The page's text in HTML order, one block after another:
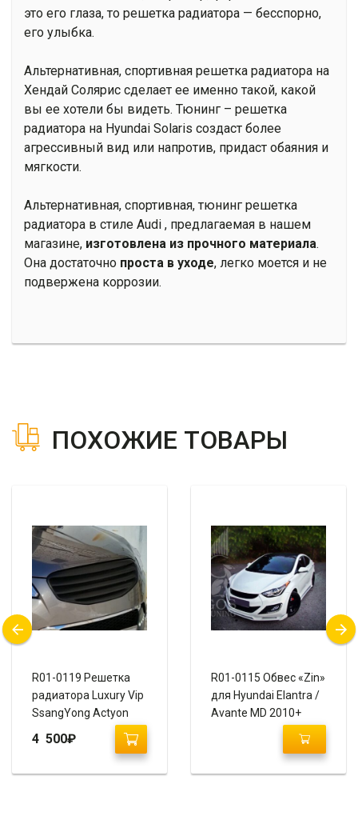
это его глаза, то решетка радиатора — бесспорно,
его улыбка.
Альтернативная, спортивная решетка радиатора на
Хендай Солярис сделает ее именно такой, какой
вы ее хотели бы видеть. Тюнинг – решетка
радиатора на Hyundai Solaris создаст более
агрессивный вид или напротив, придаст обаяния и
мягкости.
Альтернативная, спортивная, тюнинг решетка
радиатора в стиле Audi , предлагаемая в нашем
магазине, изготовлена из прочного материала.
Она достаточно проста в уходе, легко моется и не
подвержена коррозии.
ПОХОЖИЕ ТОВАРЫ
R01-0119 Решетка
радиатора Luxury Vip
SsangYong Actyon
4 500₽
R01-0115 Обвес «Zin»
для Hyundai Elantra /
Avante MD 2010+